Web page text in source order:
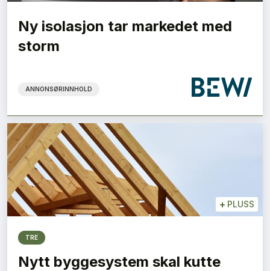
Byggenæringens Klimakonferanse 2026
Ny isolasjon tar markedet med
storm
ANNONSØRINNHOLD
+ PLUSS
TRE
Nytt byggesystem skal kutte